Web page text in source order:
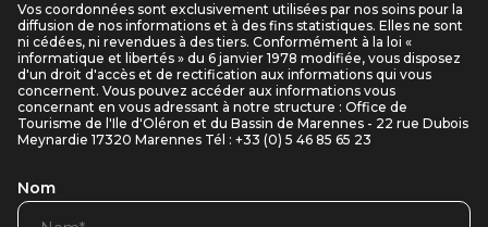
Vos coordonnées sont exclusivement utilisées par nos soins pour la
diffusion de nos informations et à des fins statistiques. Elles ne sont
ni cédées, ni revendues à des tiers. Conformément à la loi «
informatique et libertés » du 6 janvier 1978 modifiée, vous disposez
d'un droit d'accès et de rectification aux informations qui vous
concernent. Vous pouvez accéder aux informations vous
concernant en vous adressant à notre structure : Office de
Tourisme de l'Ile d'Oléron et du Bassin de Marennes - 22 rue Dubois
Meynardie 17320 Marennes Tél : +33 (0) 5 46 85 65 23
Nom